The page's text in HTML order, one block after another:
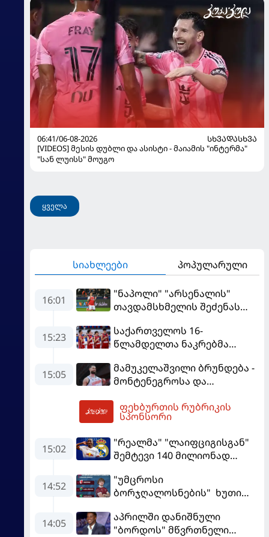
06:41/06-08-2026
ᲡᲮᲕᲐᲓᲐᲡᲮᲕᲐ
[VIDEOS] მესის დუბლი და ასისტი - მაიამის "ინტერმა"
"სან ლუისს" მოუგო
ყველა
სიახლეები პოპულარული
16:01
"ნაპოლი" "არსენალის"
თავდამსხმელის შეძენას
15:23
საქართველოს 16-
წლამდელთა ნაკრებმა
მარცხით გახსნა
15:05
მამუკელაშვილი ბრუნდება -
მონტენეგროსა და
მატჩებისთვის საქართველო
მზადებას 15
ფეხბურთის რუბრიკის
სპონსორი
15:02
"რეალმა" "ლაიფციგისგან"
შემტევი 140 მილიონად
14:52
"უმცროსი
ბორჯღალოსნების" ხუთი
14:05
აპრილში დანიშნული
"ბორდოს" მწვრთნელი